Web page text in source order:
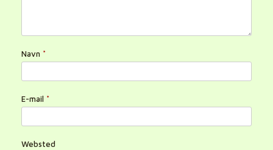
Navn *
E-mail *
Websted